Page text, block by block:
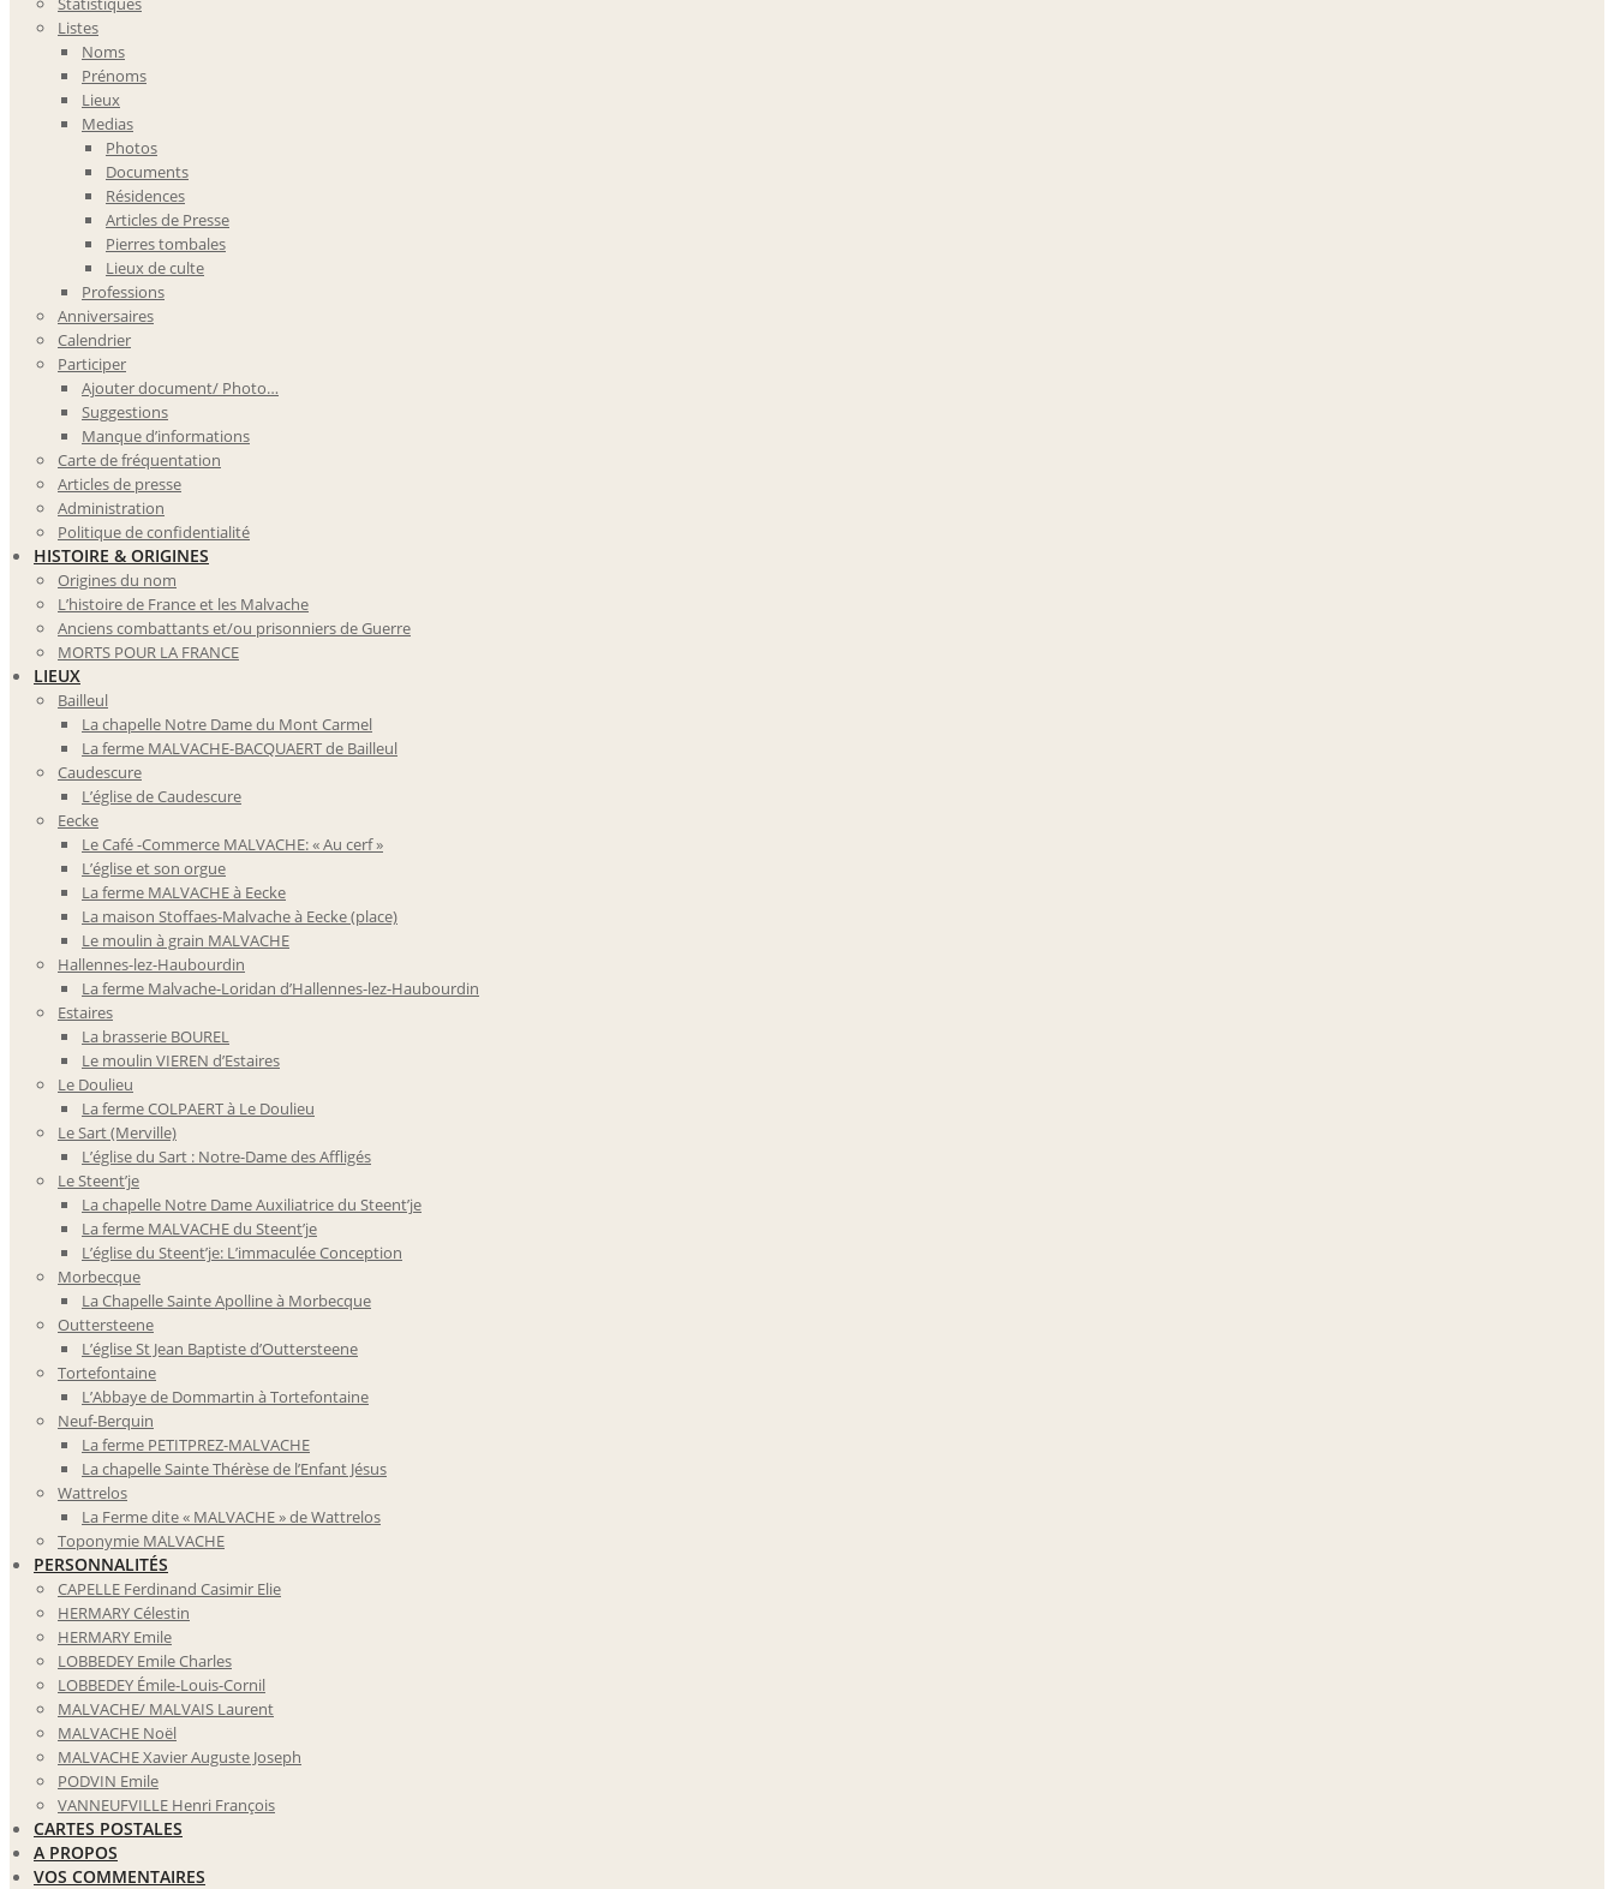
Listes
Noms
Prénoms
Lieux
Medias
Photos
Documents
Résidences
Articles de Presse
Pierres tombales
Lieux de culte
Professions
Anniversaires
Calendrier
Participer
Ajouter document/ Photo…
Suggestions
Manque d’informations
Carte de fréquentation
Articles de presse
Administration
Politique de confidentialité
HISTOIRE & ORIGINES
Origines du nom
L’histoire de France et les Malvache
Anciens combattants et/ou prisonniers de Guerre
MORTS POUR LA FRANCE
LIEUX
Bailleul
La chapelle Notre Dame du Mont Carmel
La ferme MALVACHE-BACQUAERT de Bailleul
Caudescure
L’église de Caudescure
Eecke
Le Café -Commerce MALVACHE: « Au cerf »
L’église et son orgue
La ferme MALVACHE à Eecke
La maison Stoffaes-Malvache à Eecke (place)
Le moulin à grain MALVACHE
Hallennes-lez-Haubourdin
La ferme Malvache-Loridan d’Hallennes-lez-Haubourdin
Estaires
La brasserie BOUREL
Le moulin VIEREN d’Estaires
Le Doulieu
La ferme COLPAERT à Le Doulieu
Le Sart (Merville)
L’église du Sart : Notre-Dame des Affligés
Le Steent’je
La chapelle Notre Dame Auxiliatrice du Steent’je
La ferme MALVACHE du Steent’je
L’église du Steent’je: L’immaculée Conception
Morbecque
La Chapelle Sainte Apolline à Morbecque
Outtersteene
L’église St Jean Baptiste d’Outtersteene
Tortefontaine
L’Abbaye de Dommartin à Tortefontaine
Neuf-Berquin
La ferme PETITPREZ-MALVACHE
La chapelle Sainte Thérèse de l’Enfant Jésus
Wattrelos
La Ferme dite « MALVACHE » de Wattrelos
Toponymie MALVACHE
PERSONNALITÉS
CAPELLE Ferdinand Casimir Elie
HERMARY Célestin
HERMARY Emile
LOBBEDEY Emile Charles
LOBBEDEY Émile-Louis-Cornil
MALVACHE/ MALVAIS Laurent
MALVACHE Noël
MALVACHE Xavier Auguste Joseph
PODVIN Emile
VANNEUFVILLE Henri François
CARTES POSTALES
A PROPOS
VOS COMMENTAIRES